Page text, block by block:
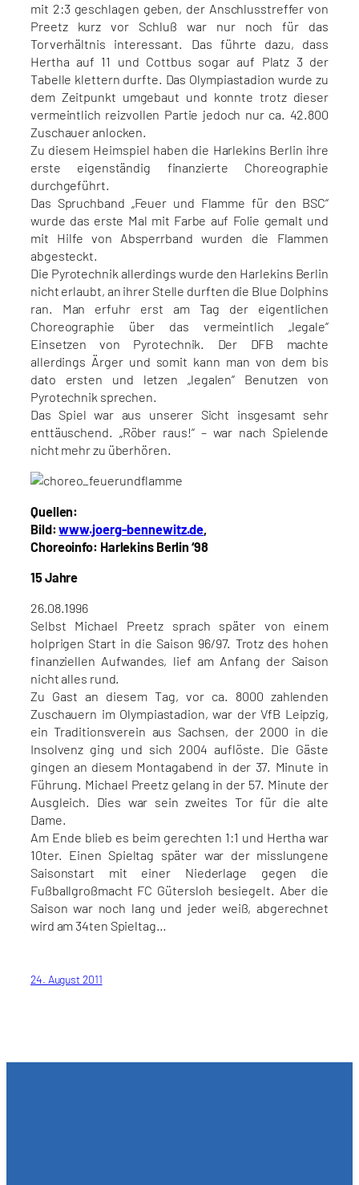
mit 2:3 geschlagen geben, der Anschlusstreffer von
Preetz kurz vor Schluß war nur noch für das
Torverhältnis interessant. Das führte dazu, dass
Hertha auf 11 und Cottbus sogar auf Platz 3 der
Tabelle klettern durfte. Das Olympiastadion wurde zu
dem Zeitpunkt umgebaut und konnte trotz dieser
vermeintlich reizvollen Partie jedoch nur ca. 42.800
Zuschauer anlocken.
Zu diesem Heimspiel haben die Harlekins Berlin ihre
erste eigenständig finanzierte Choreographie
durchgeführt.
Das Spruchband „Feuer und Flamme für den BSC“
wurde das erste Mal mit Farbe auf Folie gemalt und
mit Hilfe von Absperrband wurden die Flammen
abgesteckt.
Die Pyrotechnik allerdings wurde den Harlekins Berlin
nicht erlaubt, an ihrer Stelle durften die Blue Dolphins
ran. Man erfuhr erst am Tag der eigentlichen
Choreographie über das vermeintlich „legale“
Einsetzen von Pyrotechnik. Der DFB machte
allerdings Ärger und somit kann man von dem bis
dato ersten und letzen „legalen“ Benutzen von
Pyrotechnik sprechen.
Das Spiel war aus unserer Sicht insgesamt sehr
enttäuschend. „Röber raus!“ – war nach Spielende
nicht mehr zu überhören.
Quellen:
Bild:www.joerg-bennewitz.de
Choreoinfo: Harlekins Berlin ‘98
15 Jahre
26.08.1996
Selbst Michael Preetz sprach später von einem
holprigen Start in die Saison 96/97. Trotz des hohen
finanziellen Aufwandes, lief am Anfang der Saison
nicht alles rund.
Zu Gast an diesem Tag, vor ca. 8000 zahlenden
Zuschauern im Olympiastadion, war der VfB Leipzig,
ein Traditionsverein aus Sachsen, der 2000 in die
Insolvenz ging und sich 2004 auflöste. Die Gäste
gingen an diesem Montagabend in der 37. Minute in
Führung. Michael Preetz gelang in der 57. Minute der
Ausgleich. Dies war sein zweites Tor für die alte
Dame.
Am Ende blieb es beim gerechten 1:1 und Hertha war
10ter. Einen Spieltag später war der misslungene
Saisonstart mit einer Niederlage gegen die
Fußballgroßmacht FC Gütersloh besiegelt. Aber die
Saison war noch lang und jeder weiß, abgerechnet
wird am 34ten Spieltag…
24. August 2011